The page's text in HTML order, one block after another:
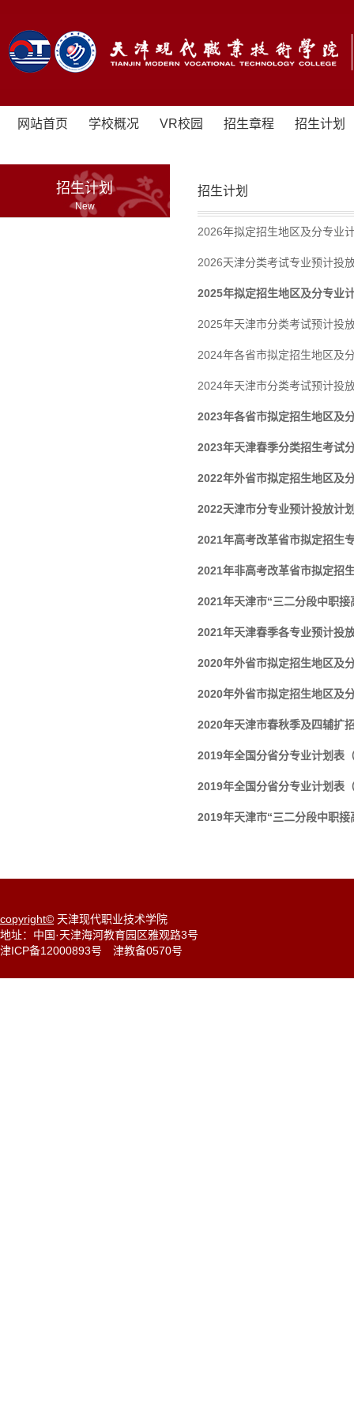
网站首页 学校概况 VR校园 招生章程 招生计划
招生计划
New
招生计划
2026年拟定招生地区及分专业
2026天津分类考试专业预计投
2025年拟定招生地区及分专业
2025年天津市分类考试预计投
2024年各省市拟定招生地区及
2024年天津市分类考试预计投
2023年各省市拟定招生地区及
2023年天津春季分类招生考试
2022年外省市拟定招生地区及
2022天津市分专业预计投放计
2021年高考改革省市拟定招生
2021年非高考改革省市拟定招
2021年天津市“三二分段中职接
2021年天津春季各专业预计投
2020年外省市拟定招生地区及
2020年外省市拟定招生地区及
2020年天津市春秋季及四辅扩
2019年全国分省分专业计划表
2019年全国分省分专业计划表
2019年天津市“三二分段中职接
copyright© 天津现代职业技术学院
地址：中国·天津海河教育园区雅观路3号
津ICP备12000893号 津教备0570号